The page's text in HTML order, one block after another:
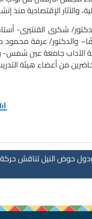
الإقتصادية منذ
القنتيرى- أستاذ
– والدكتور/ عرفة محمود
جامعة عين شمس-
من أعضاء هيئة
ودول حوض النيل تناقش حركة